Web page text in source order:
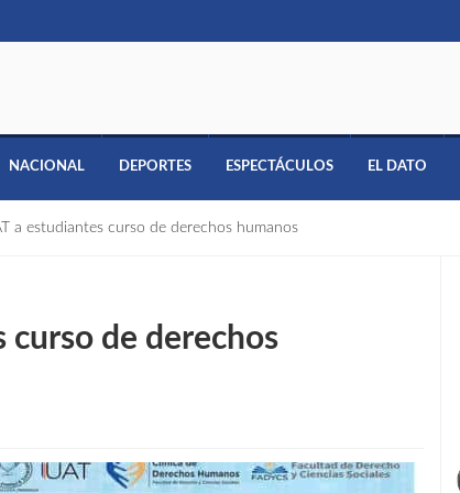
NACIONAL DEPORTES ESPECTÁCULOS EL DATO
a estudiantes curso de derechos humanos
curso de derechos